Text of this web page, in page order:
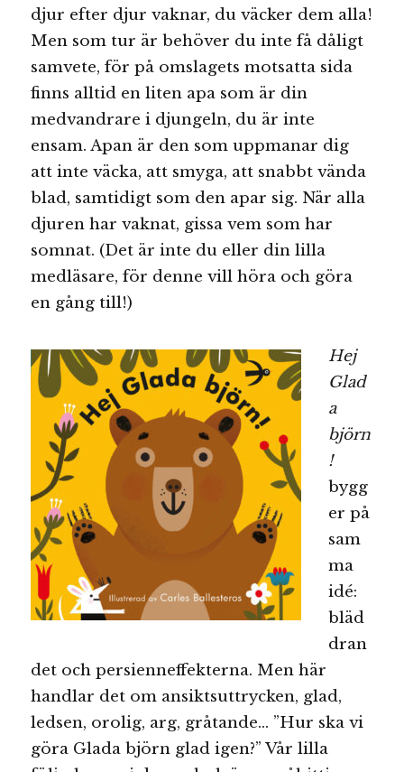
djur efter djur vaknar, du väcker dem alla!
Men som tur är behöver du inte få dåligt
samvete, för på omslagets motsatta sida
finns alltid en liten apa som är din
medvandrare i djungeln, du är inte
ensam. Apan är den som uppmanar dig
att inte väcka, att smyga, att snabbt vända
blad, samtidigt som den apar sig. När alla
djuren har vaknat, gissa vem som har
somnat. (Det är inte du eller din lilla
medläsare, för denne vill höra och göra
en gång till!)
Hej
Glad
a
björn
!
bygg
er på
sam
ma
idé:
bläd
dran
det och persienneffekterna. Men här
handlar det om ansiktsuttrycken, glad,
ledsen, orolig, arg, gråtande… ”Hur ska vi
göra Glada björn glad igen?” Vår lilla